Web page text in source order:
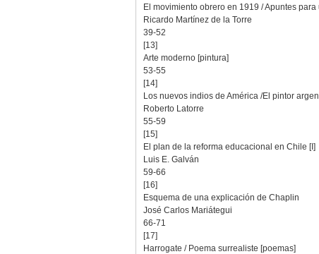
El movimiento obrero en 1919 / Apuntes
Ricardo Martínez de la Torre
39-52
[13]
Arte moderno [pintura]
53-55
[14]
Los nuevos indios de América /El pintor
Roberto Latorre
55-59
[15]
El plan de la reforma educacional en Chile [I]
Luis E. Galván
59-66
[16]
Esquema de una explicación de Chaplin
José Carlos Mariátegui
66-71
[17]
Harrogate / Poema surrealiste [poemas]